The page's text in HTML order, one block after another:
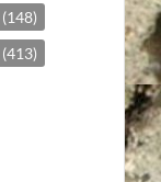
(148)
(413)